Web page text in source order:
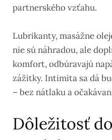
partnerského vzťahu.
Lubrikanty, masážne
nie sú náhradou, ale
komfort, odbúravajú
zážitky. Intimita sa dá
– bez nátlaku a
Dôležitosť